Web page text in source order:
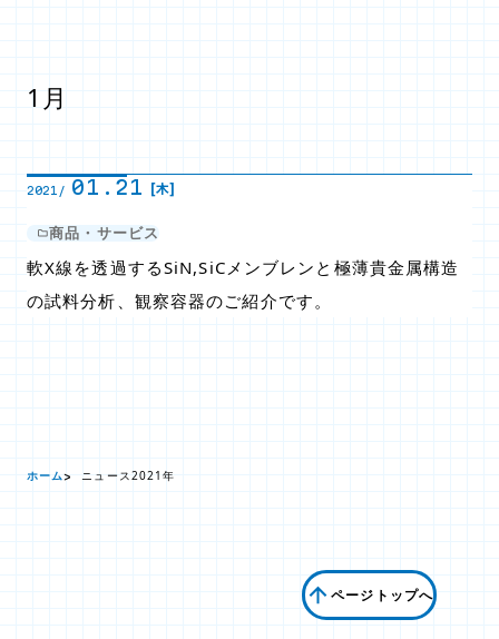
1月
2021/ 01.21 [木]
商品・サービス
軟X線を透過するSiN,SiCメンブレンと極薄貴金属構造
の試料分析、観察容器のご紹介です。
ホーム ニュース2021年
ページトップへ